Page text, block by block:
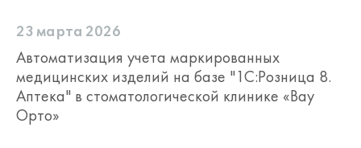
23 марта 2026
Автоматизация учета маркированных
медицинских изделий на базе "1С:Розница 8.
Аптека" в стоматологической клинике «Вау
Орто»